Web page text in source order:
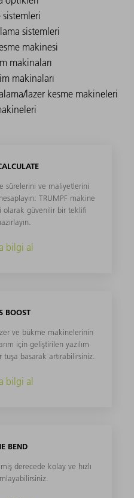
sürelerini ve maliyetlerini
TRUMPF makine
güvenilir bir teklifi
bilgi al
BOOST
ve bükme makinelerinin
için geliştirilen yazılım
tuşa basarak artırabilirsiniz.
bilgi al
BEND
derecede kolay ve hızlı